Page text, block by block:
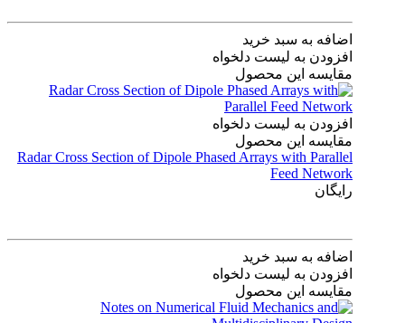
اضافه به سبد خرید
افزودن به لیست دلخواه
مقایسه این محصول
افزودن به لیست دلخواه
مقایسه این محصول
Radar Cross Section of Dipole Phased Arrays with Parallel
Feed Network
رایگان
اضافه به سبد خرید
افزودن به لیست دلخواه
مقایسه این محصول